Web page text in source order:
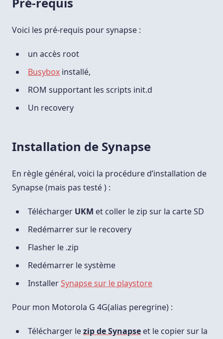
Voici les pré-requis pour synapse :
un accès root
Busybox installé,
ROM supportant les scripts init.d
Un recovery
Installation de Synapse
En règle général, voici la procédure d’installation de
Synapse (mais pas testé ) :
Télécharger UKM et coller le zip sur la carte SD
Redémarrer sur le recovery
Flasher le .zip
Redémarrer le système
InstallerSynapse sur le playstore
Pour mon Motorola G 4G(alias peregrine) :
Télécharger lezip de Synapse et le copier sur la